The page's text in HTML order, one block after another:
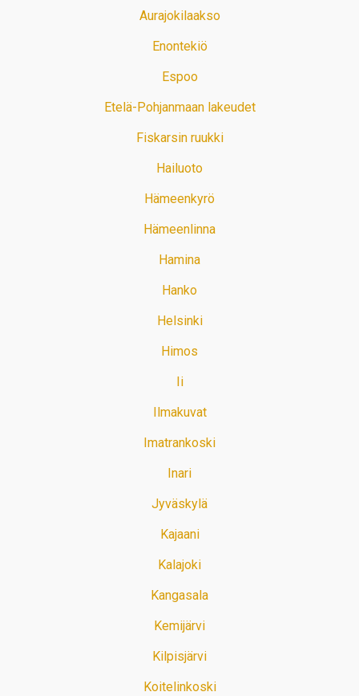
Aurajokilaakso
Enontekiö
Espoo
Etelä-Pohjanmaan lakeudet
Fiskarsin ruukki
Hailuoto
Hämeenkyrö
Hämeenlinna
Hamina
Hanko
Helsinki
Himos
Ii
Ilmakuvat
Imatrankoski
Inari
Jyväskylä
Kajaani
Kalajoki
Kangasala
Kemijärvi
Kilpisjärvi
Koitelinkoski